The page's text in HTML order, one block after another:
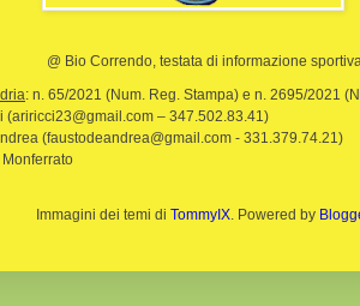
@ Bio Correndo, testata di informazione sportiva
: n. 65/2021 (Num. Reg. Stampa) e n. 2695/2021
(ariricci23@gmail.com – 347.502.83.41)
(faustodeandrea@gmail.com - 331.379.74.21)
Immagini dei temi di TommyIX. Powered by